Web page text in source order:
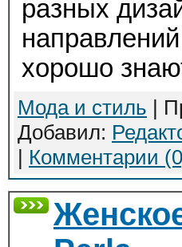
разных
хорошо
Мода и стиль |
Добавил:
| Комментарии